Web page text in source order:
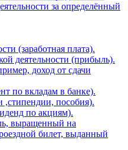
за определённый
(заработная плата).
деятельности (прибыль).
доход от сдачи
по вкладам в банке).
,стипендии, пособия).
по акциям).
выращенный на
билет, выданный